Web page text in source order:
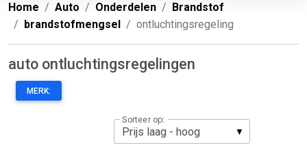
Home
Auto Onderdelen
Brandstof
brandstofmengsel
ontluchtingsregeling
auto ontluchtingsregelingen
MERK:
Sorteer op: